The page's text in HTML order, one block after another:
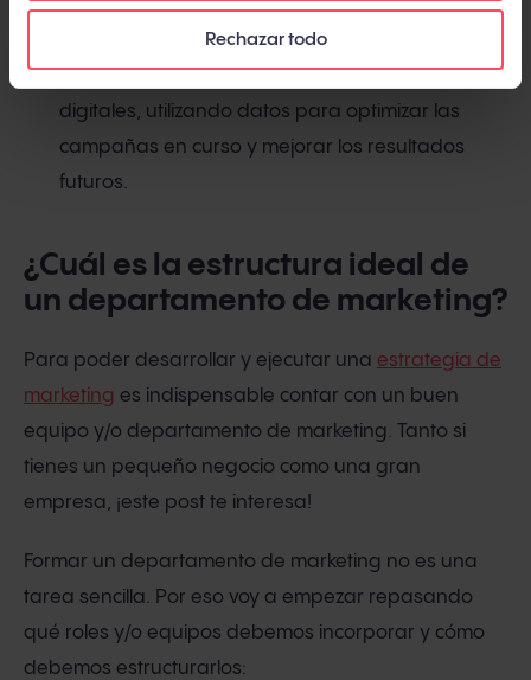
Rechazar todo
Analista de marketing digital
analiza el rendimiento de las estrategias
digitales, utilizando datos para optimizar las
campañas en curso y mejorar los resultados
futuros.
¿Cuál es la estructura ideal de
un departamento de marketing?
Para poder desarrollar y ejecutar una estrategia de
marketing es indispensable contar con un buen
equipo y/o departamento de marketing. Tanto si
tienes un pequeño negocio como una gran
empresa, ¡este post te interesa!
Formar un departamento de marketing no es una
tarea sencilla. Por eso voy a empezar repasando
qué roles y/o equipos debemos incorporar y cómo
debemos estructurarlos: